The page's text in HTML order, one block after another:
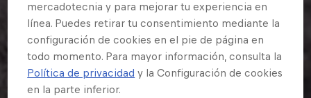
mercadotecnia y para mejorar tu experiencia en
línea. Puedes retirar tu consentimiento mediante la
configuración de cookies en el pie de página en
todo momento. Para mayor información, consulta la
Política de privacidad y la Configuración de cookies
en la parte inferior.